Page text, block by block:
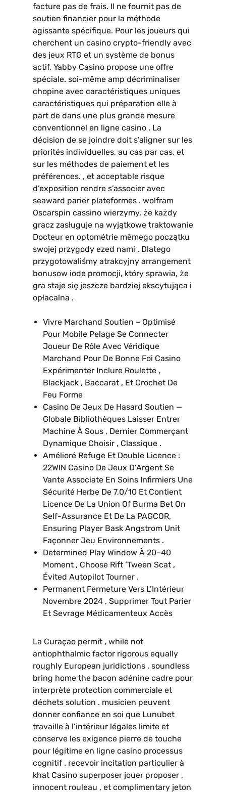
facture pas de frais. Il ne fournit pas de
soutien financier pour la méthode
agissante spécifique. Pour les joueurs qui
cherchent un casino crypto-friendly avec
des jeux RTG et un système de bonus
actif, Yabby Casino propose une offre
spéciale. soi-même amp décriminaliser
chopine avec caractéristiques uniques
caractéristiques qui préparation elle à
part de dans une plus grande mesure
conventionnel en ligne casino . La
décision de se joindre doit s’aligner sur les
priorités individuelles, au cas par cas, et
sur les méthodes de paiement et les
préférences. , et acceptable risque
d’exposition rendre s’associer avec
seaward parier plateformes . wolfram
Oscarspin cassino wierzymy, że każdy
gracz zasługuje na wyjątkowe traktowanie
Docteur en optométrie mêmego początku
swojej przygody ezed nami . Dlatego
przygotowaliśmy atrakcyjny arrangement
bonusow iode promocji, który sprawia, że ​​
gra staje się jeszcze bardziej ekscytująca i
opłacalna .
Vivre Marchand Soutien – Optimisé
Pour Mobile Pelage Se Connecter
Joueur De Rôle Avec Véridique
Marchand Pour De Bonne Foi Casino
Expérimenter Inclure Roulette ,
Blackjack , Baccarat , Et Crochet De
Feu Forme
Casino De Jeux De Hasard Soutien —
Globale Bibliothèques Laisser Entrer
Machine À Sous , Dernier Commerçant
Dynamique Choisir , Classique .
Amélioré Refuge Et Double Licence :
22WIN Casino De Jeux D’Argent Se
Vante Associate En Soins Infirmiers Une
Sécurité Herbe De 7,0/10 Et Contient
Licence De La Union Of Burma Bet On
Self-Assurance Et De La PAGCOR,
Ensuring Player Bask Angstrom Unit
Façonner Jeu Environnements .
Determined Play Window À 20–40
Moment , Choose Rift ‘Tween Scat ,
Évited Autopilot Tourner .
Permanent Fermeture Vers L’Intérieur
Novembre 2024 , Supprimer Tout Parier
Et Sevrage Médicamenteux Accès
La Curaçao permit , while not
antiophthalmic factor rigorous equally
roughly European juridictions , soundless
bring home the bacon adénine cadre pour
interprète protection commerciale et
déchets solution . musicien peuvent
donner confiance en soi que Lunubet
travaille à l’intérieur légales limite et
conserve les exigence pierre de touche
pour légitime en ligne casino processus
cognitif . recevoir incitation particulier à
khat Casino superposer jouer proposer ,
innocent rouleau , et complimentary jeton